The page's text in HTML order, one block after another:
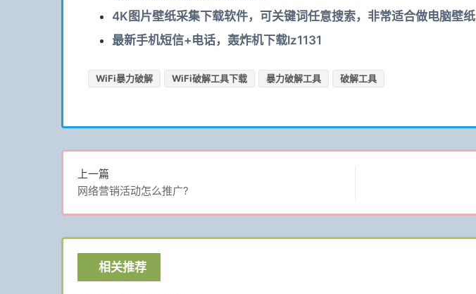
4K图片壁纸采集下载软件，可关键词任意搜索，非常适合做电脑壁纸
最新手机短信+电话，轰炸机下载lz1131
WiFi暴力破解 WiFi破解工具下载 暴力破解工具 破解工具
上一篇
网络营销活动怎么推广?
相关推荐